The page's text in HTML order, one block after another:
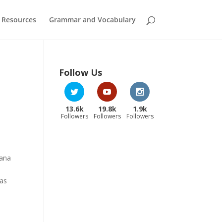
Grammar and Vocabulary
Follow Us
13.6k
Followers
19.8k
Followers
1.9k
Followers